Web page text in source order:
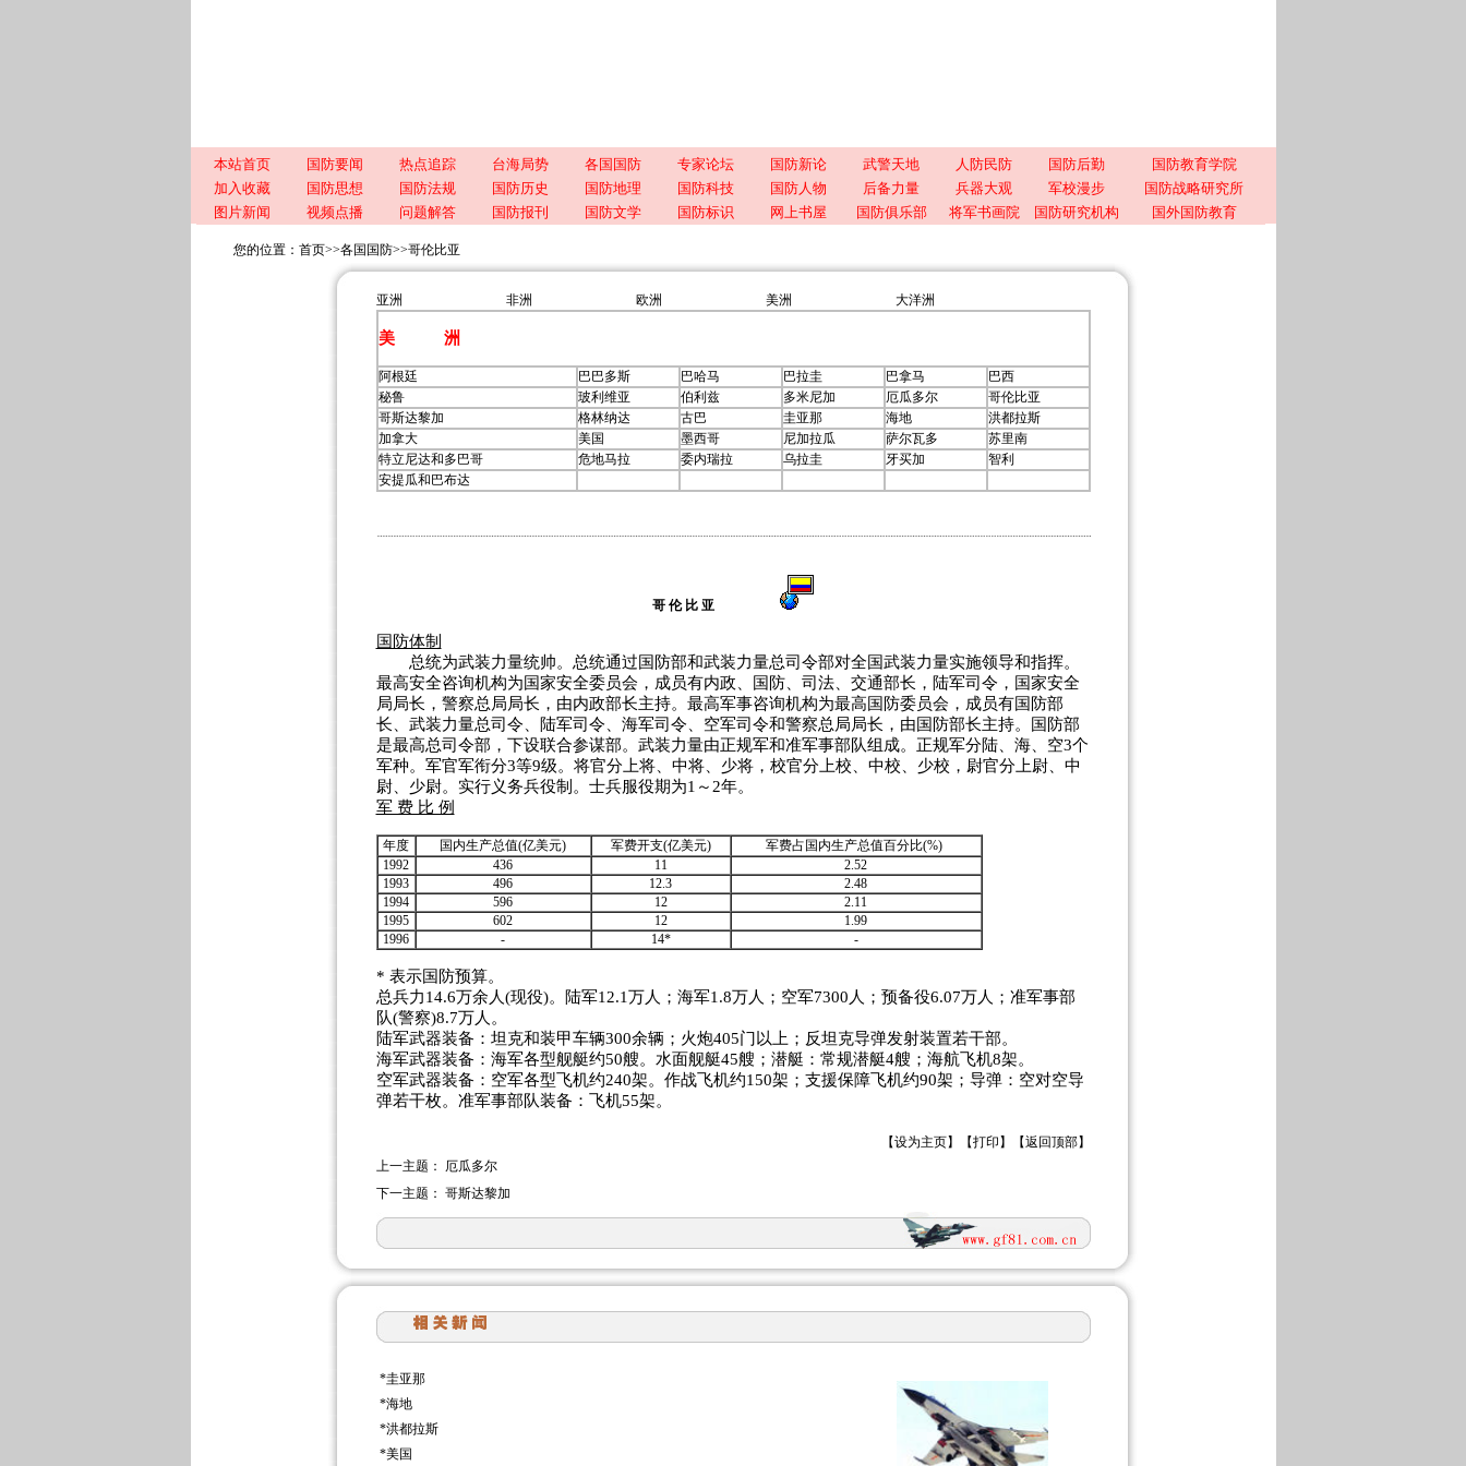
本站首页 国防要闻 热点追踪 台海局势 各国国防 专家论坛 国防新论 武警天地 人防民防 国防后勤
国防教育学院
加入收藏
国防思想 国防法规 国防历史 国防地理 国防科技 国防人物 后备力量 兵器大观 军校漫步
国防战略研究所
图片新闻
视频点播 问题解答 国防报刊 国防文学 国防标识 网上书屋 国防俱乐部 将军书画院 国防研究机构 国外国防教育
您的位置： 首页>>各国国防>>哥伦比亚
亚洲 非洲 欧洲 美洲 大洋洲
美 洲
阿根廷 巴巴多斯 巴哈马 巴拉圭 巴拿马
巴西
秘鲁
玻利维亚 伯利兹 多米尼加 厄瓜多尔
哥伦比亚
哥斯达黎加
格林纳达 古巴 圭亚那 海地
洪都拉斯
加拿大
美国 墨西哥 尼加拉瓜 萨尔瓦多
苏里南
特立尼达和多巴哥
危地马拉 委内瑞拉 乌拉圭 牙买加
智利
安提瓜和巴布达
哥 伦 比 亚
国防体制
总统为武装力量统帅。总统通过国防部和武装力量总司令部对全国武装力量实施领导和指挥。
最高安全咨询机构为国家安全委员会，成员有内政、国防、司法、交通部长，陆军司令，国家安全
局局长，警察总局局长，由内政部长主持。最高军事咨询机构为最高国防委员会，成员有国防部
长、武装力量总司令、陆军司令、海军司令、空军司令和警察总局局长，由国防部长主持。国防部
是最高总司令部，下设联合参谋部。武装力量由正规军和准军事部队组成。正规军分陆、海、空3个
军种。军官军衔分3等9级。将官分上将、中将、少将，校官分上校、中校、少校，尉官分上尉、中
尉、少尉。实行义务兵役制。士兵服役期为1～2年。
军 费 比 例
年度 国内生产总值(亿美元) 军费开支(亿美元)
军费占国内生产总值百分比(%)
1992
436 11
2.52
1993
496 12.3
2.48
1994
596 12
2.11
1995
602 12
1.99
1996
- 14* -
* 表示国防预算。
总兵力14.6万余人(现役)。陆军12.1万人；海军1.8万人；空军7300人；预备役6.07万人；准军事部
队(警察)8.7万人。
陆军武器装备：坦克和装甲车辆300余辆；火炮405门以上；反坦克导弹发射装置若干部。
海军武器装备：海军各型舰艇约50艘。水面舰艇45艘；潜艇：常规潜艇4艘；海航飞机8架。
空军武器装备：空军各型飞机约240架。作战飞机约150架；支援保障飞机约90架；导弹：空对空导
弹若干枚。准军事部队装备：飞机55架。
【设为主页】【打印 】【返回顶部】
上一主题：
厄瓜多尔
下一主题： 哥斯达黎加
*圭亚那
*海地
*洪都拉斯
*美国